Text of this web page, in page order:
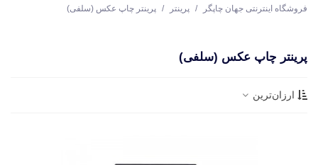
فروشگاه اینترنتی جهان چاپگر / پرینتر / پرینتر چاپ عکس (سلفی)
پرینتر چاپ عکس (سلفی)
ارزان‌ترین